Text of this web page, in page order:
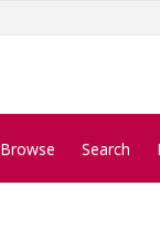
Browse Search